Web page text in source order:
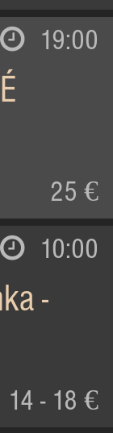
19:00
25 €
10:00
-
14 - 18 €